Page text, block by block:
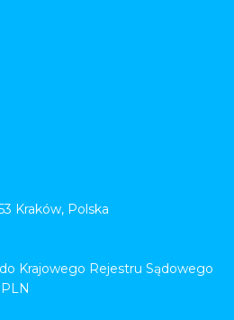
Kraków, Polska
Krajowego Rejestru Sądowego